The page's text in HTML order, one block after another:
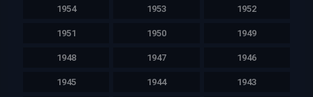
1954 1953 1952
1951 1950 1949
1948 1947 1946
1945 1944 1943